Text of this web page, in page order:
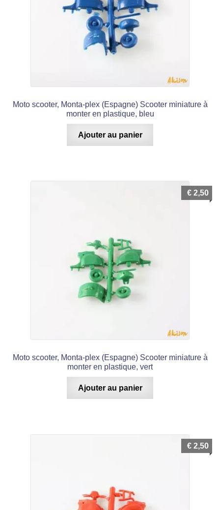
Moto scooter, Monta-plex (Espagne) Scooter miniature à
monter en plastique, bleu
Ajouter au panier
Moto scooter, Monta-plex (Espagne) Scooter miniature à
monter en plastique, vert
€ 2,50
Ajouter au panier
€ 2,50